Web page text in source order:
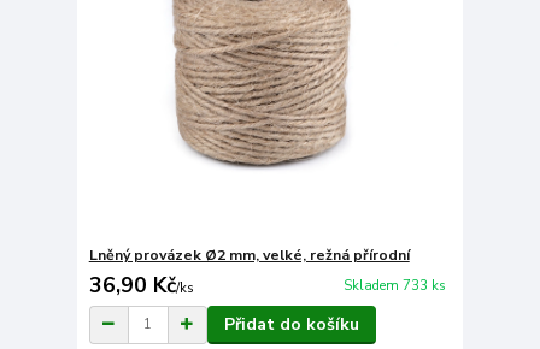
Lněný provázek Ø2 mm, velké, režná přírodní
36,90 Kč/ks Skladem 733 ks
Přidat do košíku